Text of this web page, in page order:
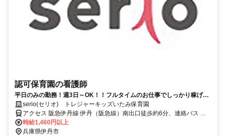
認可保育園の看護師
平日のみの勤務！週3日～OK！！フルタイムのお仕事でしっかり稼げま
す◎資格・経験が活かせるお仕事★
serio(セリオ) トレジャーキッズいたみ保育園
アクセス 阪急伊丹線 伊丹（阪急線）南出口徒歩約6分、連絡バス 伊
丹（阪急線）南出口徒歩約6分、阪急伊丹線 新伊丹西改札口徒歩約8
分 車通勤可（駐車場代自己負担）※規定あり バイク・自転車通勤
時給1,460円以上
兵庫県伊丹市